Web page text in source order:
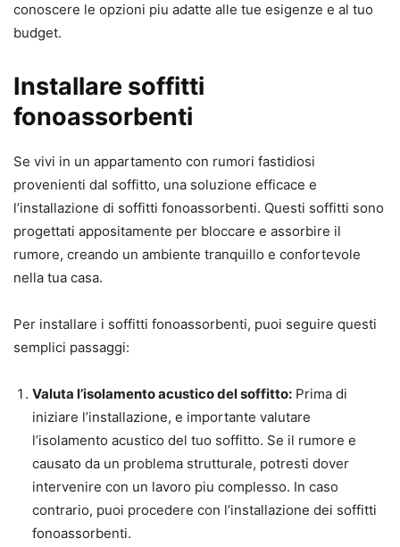
conoscere le opzioni piu adatte alle tue esigenze e al tuo
budget.
Installare soffitti
fonoassorbenti
Se vivi in un appartamento con rumori fastidiosi
provenienti dal soffitto, una soluzione efficace e
l’installazione di soffitti fonoassorbenti. Questi soffitti sono
progettati appositamente per bloccare e assorbire il
rumore, creando un ambiente tranquillo e confortevole
nella tua casa.
Per installare i soffitti fonoassorbenti, puoi seguire questi
semplici passaggi:
Valuta l’isolamento acustico del soffitto: Prima di
iniziare l’installazione, e importante valutare
l’isolamento acustico del tuo soffitto. Se il rumore e
causato da un problema strutturale, potresti dover
intervenire con un lavoro piu complesso. In caso
contrario, puoi procedere con l’installazione dei soffitti
fonoassorbenti.